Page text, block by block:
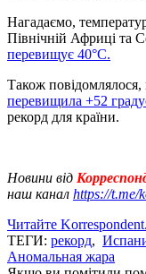
Нагадаємо,
Північній Африці та
перевищує 40°C.
Також
перевищила +52
рекорд для країни.
Новини від
наш канал https://t.me/
Читайте
ТЕГИ: рекорд,
Аномальная жара